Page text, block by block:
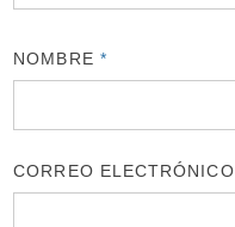
NOMBRE *
CORREO ELECTRÓNICO